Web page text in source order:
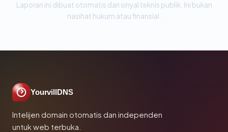
Laporan ini dibuat otomatis dari sinyal teknis publik. Ini bukan
nasihat hukum atau finansial.
YourvillDNS
Intelijen domain otomatis dan independen
untuk web terbuka.